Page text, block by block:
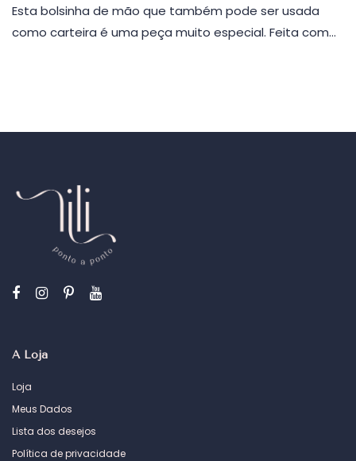
Esta bolsinha de mão que também pode ser usada
como carteira é uma peça muito especial. Feita com…
A Loja
Loja
Meus Dados
Lista dos desejos
Política de privacidade